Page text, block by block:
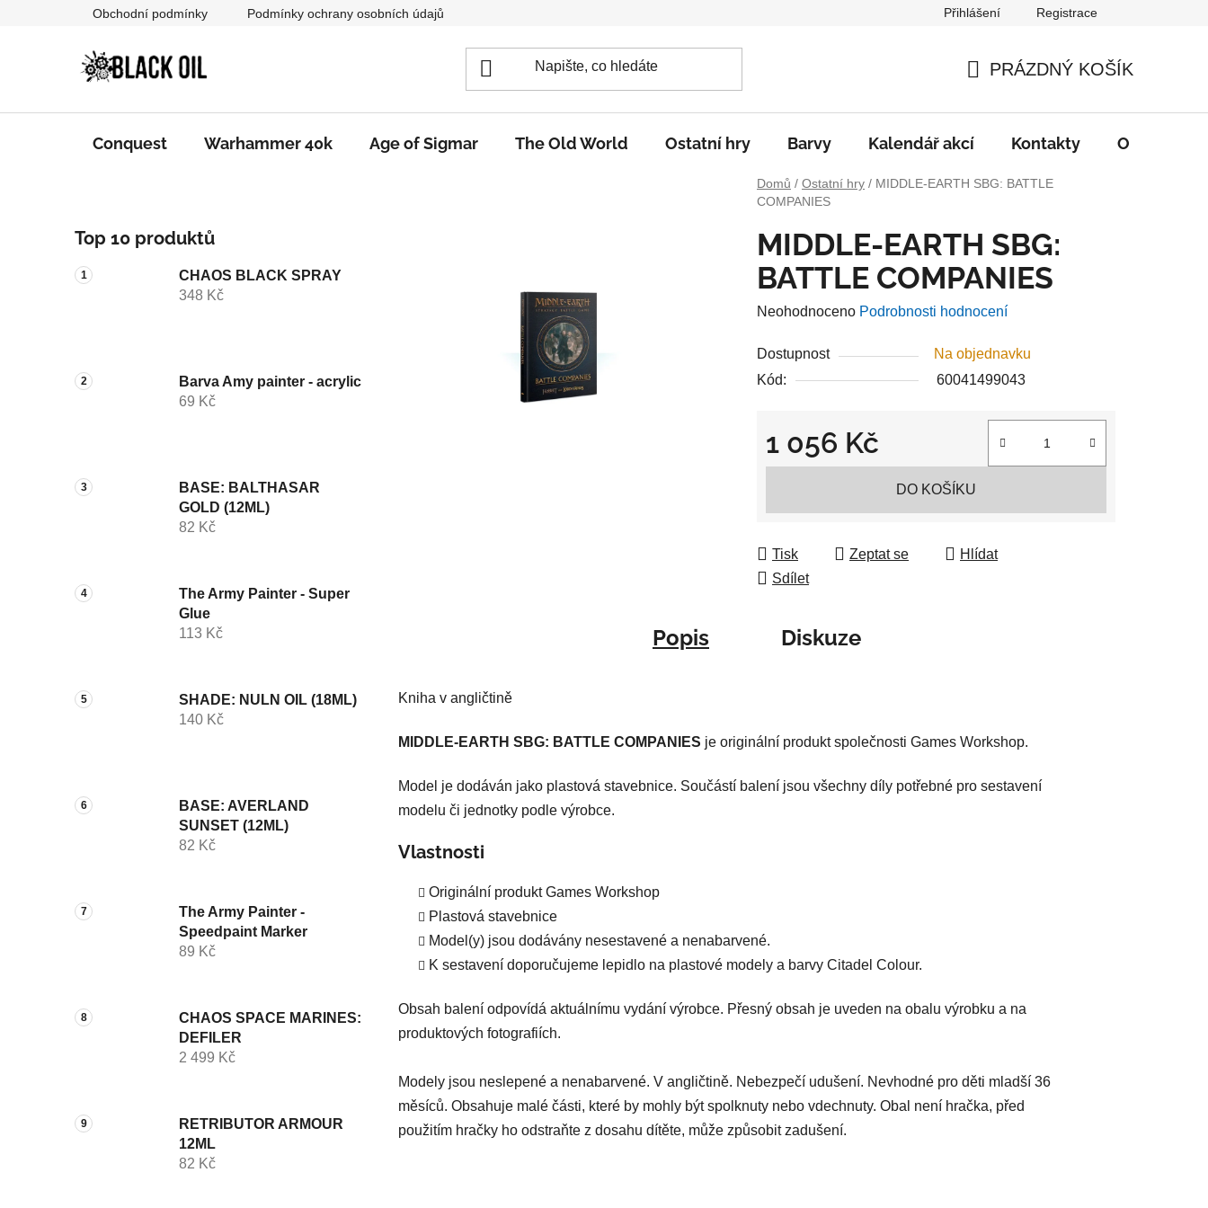
Obchodní podmínky Podmínky ochrany osobních údajů Přihlášení Registrace
KOŠÍK
PRÁZDNÝ KOŠÍK
Conquest Warhammer 40k Age of Sigmar The Old World Ostatní hry Barvy Kalendář akcí Kontakty O nás
Domů / Ostatní hry / MIDDLE-EARTH SBG: BATTLE
COMPANIES
o
s
t
n
n
e
Top 10 produktů
CHAOS BLACK SPRAY
348 Kč
Barva Amy painter - acrylic
69 Kč
BASE: BALTHASAR
GOLD (12ML)
82 Kč
The Army Painter - Super
Glue
113 Kč
SHADE: NULN OIL (18ML)
140 Kč
BASE: AVERLAND
SUNSET (12ML)
82 Kč
The Army Painter -
Speedpaint Marker
89 Kč
CHAOS SPACE MARINES:
DEFILER
2 499 Kč
RETRIBUTOR ARMOUR
12ML
82 Kč
MIDDLE-EARTH SBG:
BATTLE COMPANIES
Průměrné
produktu
je
Neohodnoceno Podrobnosti hodnocení
Dostupnost
Na objednavku
Kód:
60041499043
1 056 Kč
Měrná cena:
DO KOŠÍKU
Tisk Zeptat se
Hlídat
Sdílet
Popis Diskuze
Kniha v angličtině
MIDDLE-EARTH SBG: BATTLE COMPANIES je originální produkt společnosti Games Workshop.
Model je dodáván jako plastová stavebnice. Součástí balení jsou všechny díly potřebné pro sestavení
modelu či jednotky podle výrobce.
Vlastnosti
Originální produkt Games Workshop
Plastová stavebnice
Model(y) jsou dodávány nesestavené a nenabarvené.
K sestavení doporučujeme lepidlo na plastové modely a barvy Citadel Colour.
Obsah balení odpovídá aktuálnímu vydání výrobce. Přesný obsah je uveden na obalu výrobku a na
produktových fotografiích.
Modely jsou neslepené a nenabarvené. V angličtině. Nebezpečí udušení. Nevhodné pro děti mladší 36
měsíců. Obsahuje malé části, které by mohly být spolknuty nebo vdechnuty. Obal není hračka, před
použitím hračky ho odstraňte z dosahu dítěte, může způsobit zadušení.